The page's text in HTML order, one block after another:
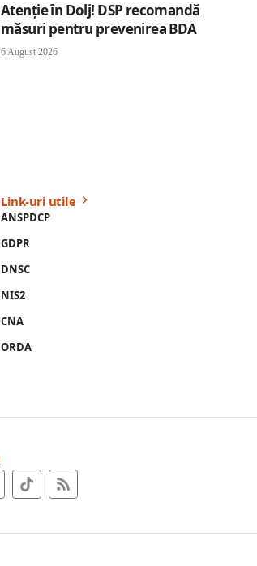
Atenție în Dolj! DSP recomandă
măsuri pentru prevenirea BDA
6 August 2026
Link-uri utile
ANSPDCP
GDPR
DNSC
NIS2
CNA
ORDA